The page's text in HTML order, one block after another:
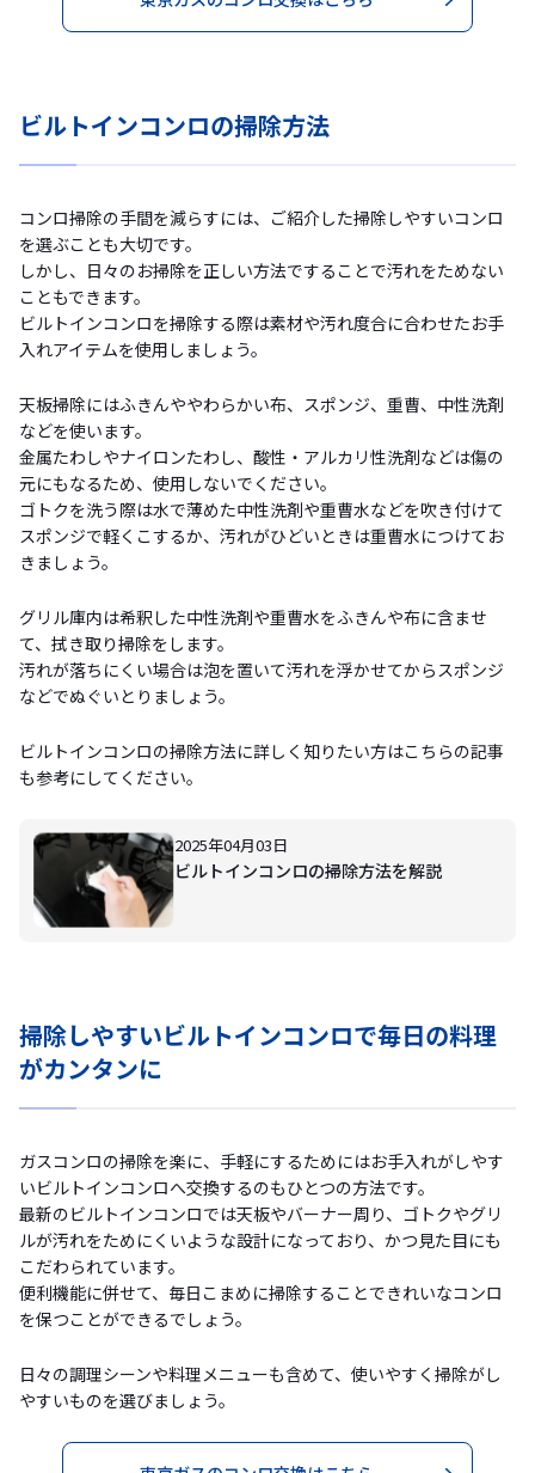
ビルトインコンロの掃除方法
コンロ掃除の手間を減らすには、ご紹介した掃除しやすいコンロ
を選ぶことも大切です。
しかし、日々のお掃除を正しい方法ですることで汚れをためない
こともできます。
ビルトインコンロを掃除する際は素材や汚れ度合に合わせたお手
入れアイテムを使用しましょう。
天板掃除にはふきんややわらかい布、スポンジ、重曹、中性洗剤
などを使います。
金属たわしやナイロンたわし、酸性・アルカリ性洗剤などは傷の
元にもなるため、使用しないでください。
ゴトクを洗う際は水で薄めた中性洗剤や重曹水などを吹き付けて
スポンジで軽くこするか、汚れがひどいときは重曹水につけてお
きましょう。
グリル庫内は希釈した中性洗剤や重曹水をふきんや布に含ませ
て、拭き取り掃除をします。
汚れが落ちにくい場合は泡を置いて汚れを浮かせてからスポンジ
などでぬぐいとりましょう。
ビルトインコンロの掃除方法に詳しく知りたい方はこちらの記事
も参考にしてください。
2025年04月03日
ビルトインコンロの掃除方法を解説
掃除しやすいビルトインコンロで毎日の料理
がカンタンに
ガスコンロの掃除を楽に、手軽にするためにはお手入れがしやす
いビルトインコンロへ交換するのもひとつの方法です。
最新のビルトインコンロでは天板やバーナー周り、ゴトクやグリ
ルが汚れをためにくいような設計になっており、かつ見た目にも
こだわられています。
便利機能に併せて、毎日こまめに掃除することできれいなコンロ
を保つことができるでしょう。
日々の調理シーンや料理メニューも含めて、使いやすく掃除がし
やすいものを選びましょう。